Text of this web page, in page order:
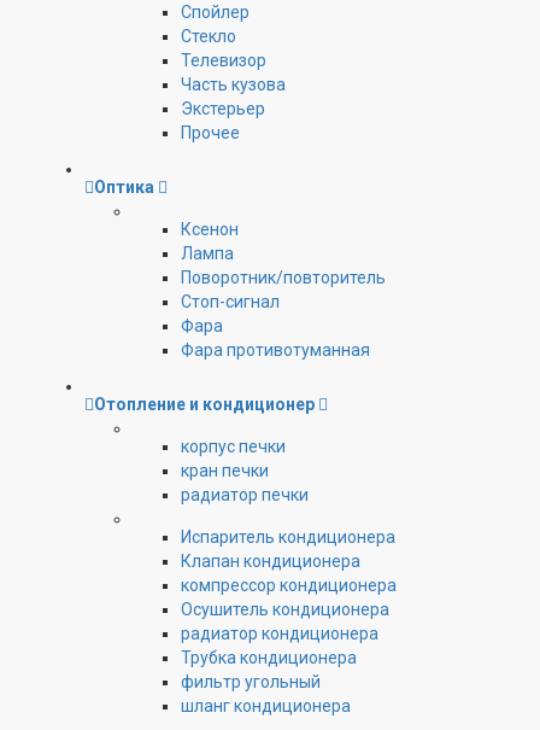
Спойлер
Стекло
Телевизор
Часть кузова
Экстерьер
Прочее
Оптика
Ксенон
Лампа
Поворотник/повторитель
Стоп-сигнал
Фара
Фара противотуманная
Отопление и кондиционер
корпус печки
кран печки
радиатор печки
Испаритель кондиционера
Клапан кондиционера
компрессор кондиционера
Осушитель кондиционера
радиатор кондиционера
Трубка кондиционера
фильтр угольный
шланг кондиционера